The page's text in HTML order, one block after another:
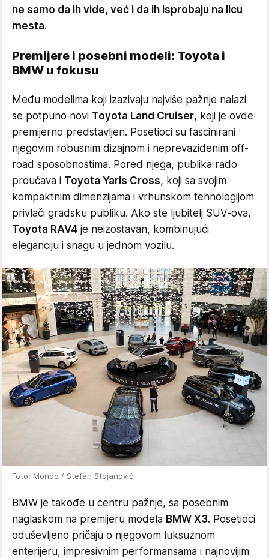
ne samo da ih vide, već i da ih isprobaju na licu
mesta.
Premijere i posebni modeli: Toyota i
BMW u fokusu
Među modelima koji izazivaju najviše pažnje nalazi
se potpuno novi Toyota Land Cruiser, koji je ovde
premijerno predstavljen. Posetioci su fascinirani
njegovim robusnim dizajnom i neprevaziđenim off-
road sposobnostima. Pored njega, publika rado
proučava i Toyota Yaris Cross, koji sa svojim
kompaktnim dimenzijama i vrhunskom tehnologijom
privlači gradsku publiku. Ako ste ljubitelj SUV-ova,
Toyota RAV4 je neizostavan, kombinujući
eleganciju i snagu u jednom vozilu.
Foto: Mondo / Stefan Stojanović
BMW je takođe u centru pažnje, sa posebnim
naglaskom na premijeru modela BMW X3. Posetioci
oduševljeno pričaju o njegovom luksuznom
enterijeru, impresivnim performansama i najnovijim